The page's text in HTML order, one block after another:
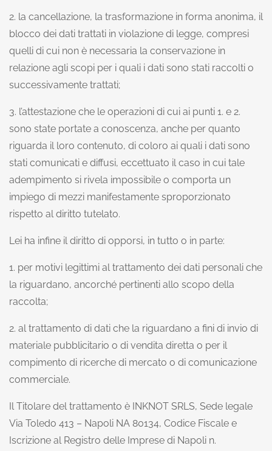
2. la cancellazione, la trasformazione in forma anonima, il
blocco dei dati trattati in violazione di legge, compresi
quelli di cui non è necessaria la conservazione in
relazione agli scopi per i quali i dati sono stati raccolti o
successivamente trattati;
3. l’attestazione che le operazioni di cui ai punti 1. e 2.
sono state portate a conoscenza, anche per quanto
riguarda il loro contenuto, di coloro ai quali i dati sono
stati comunicati e diffusi, eccettuato il caso in cui tale
adempimento si rivela impossibile o comporta un
impiego di mezzi manifestamente sproporzionato
rispetto al diritto tutelato.
Lei ha infine il diritto di opporsi, in tutto o in parte:
1. per motivi legittimi al trattamento dei dati personali che
la riguardano, ancorché pertinenti allo scopo della
raccolta;
2. al trattamento di dati che la riguardano a fini di invio di
materiale pubblicitario o di vendita diretta o per il
compimento di ricerche di mercato o di comunicazione
commerciale.
Il Titolare del trattamento è INKNOT SRLS, Sede legale
Via Toledo 413 – Napoli NA 80134, Codice Fiscale e
Iscrizione al Registro delle Imprese di Napoli n.